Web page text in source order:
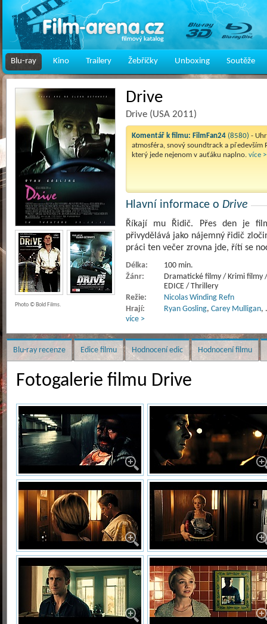
Blu-ray Kino Trailery Žebříčky Unboxing Soutěže
Drive
Drive (USA 2011)
Komentář k filmu: FilmFan24 (8580) -
atmosféra, snový soundtrack a především
který jede nejenom v auťáku naplno. více >
Hlavní informace o Drive
Říkají mu Řidič. Přes den je
přivydělává jako nájemný řidič
práci ten večer zrovna jde, řítí se
Délka:
100 min.
Žánr:
Dramatické filmy / Krimi filmy /
EDICE / Thrillery
Režie:
Nicolas Winding Refn
Hrají:
Ryan Gosling, Carey Mulligan,
více >
Photo © Bold Films.
Blu-ray recenze Edice filmu Hodnocení edic Hodnocení filmu
Fotogalerie filmu Drive